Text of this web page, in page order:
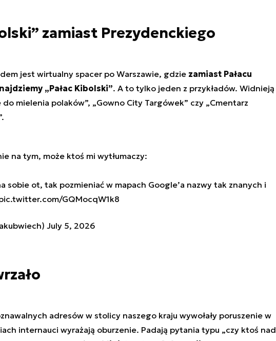
zamiast Prezydenckiego
jest wirtualny spacer po Warszawie, gdzie zamiast Pałacu
„Pałac Kibolski”. A to tylko jeden z przykładów. Widnieją
mielenia polaków”, „Gowno City Targówek” czy „Cmentarz
na tym, może ktoś mi wytłumaczy:
sobie ot, tak pozmieniać w mapach Google’a nazwy tak znanych i
GQMocqW1k8
July 5, 2026
adresów w stolicy naszego kraju wywołały poruszenie w
internauci wyrażają oburzenie. Padają pytania typu „czy ktoś nad